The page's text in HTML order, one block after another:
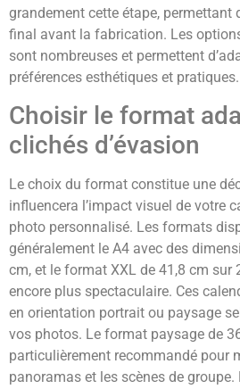
grandement cette étape, permettant
final avant la fabrication. Les
sont nombreuses et permettent
préférences esthétiques et pratiques.
Choisir le format
clichés d’évasion
Le choix du format constitue une
influencera l’impact visuel de votre
photo personnalisé. Les formats
généralement le A4 avec des
cm, et le format XXL de 41,8 cm sur
encore plus spectaculaire. Ces
en orientation portrait ou paysage
vos photos. Le format paysage de
particulièrement recommandé pour
panoramas et les scènes de